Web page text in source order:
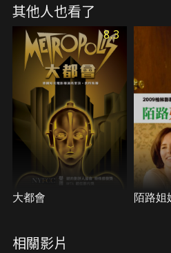
喬，正是這項事業的最佳人選。
歡上他，但是，喬不能接受這個
拒絕了她，並轉過身和另一個美
本，諾瑪得知後卑微的哀求他，
遠的他嗎…
其他人也看了
8.3
大都會 陌路姐
相關影片